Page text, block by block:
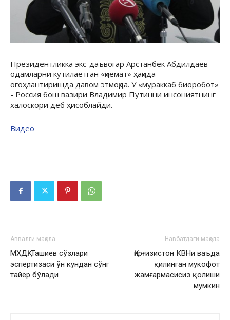
Президентликка экс-даъвогар Арстанбек Абдилдаев
одамларни кутилаётган «қиёмат» ҳақида
огоҳлантиришда давом этмоқда. У «мураккаб биоробот»
- Россия бош вазири Владимир Путинни инсониятнинг
халоскори деб ҳисоблайди.
Видео
Аввалги мақола
МХДҚ: Ташиев сўзлари
эспертизаси ўн кундан сўнг
тайёр бўлади
Навбатдаги мақола
Қирғизистон КВНи ваъда
қилинган мукофот
жамғармасисиз қолиши
мумкин